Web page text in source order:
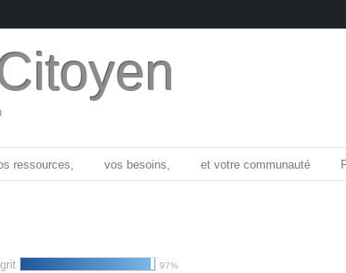
ressources, vos besoins, et votre communauté
97%